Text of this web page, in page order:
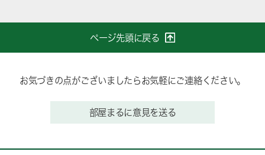
ページ先頭に戻る
お気づきの点がございましたらお気軽にご連絡ください。
部屋まるに意見を送る